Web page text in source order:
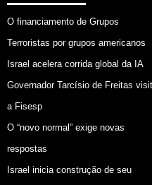
O financiamento de Grupos
Terroristas por grupos americanos
Israel acelera corrida global da IA
Governador Tarcísio de Freitas
a Fisesp
O “novo normal” exige novas
respostas
Israel inicia construção de seu